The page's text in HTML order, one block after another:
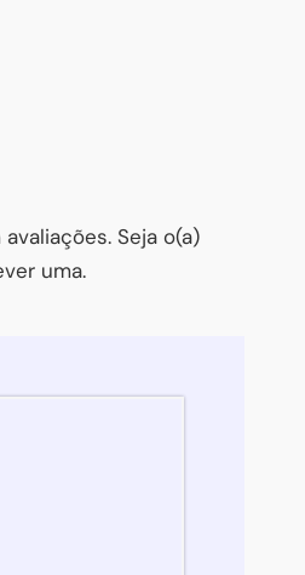
Seja o(a)
uma.